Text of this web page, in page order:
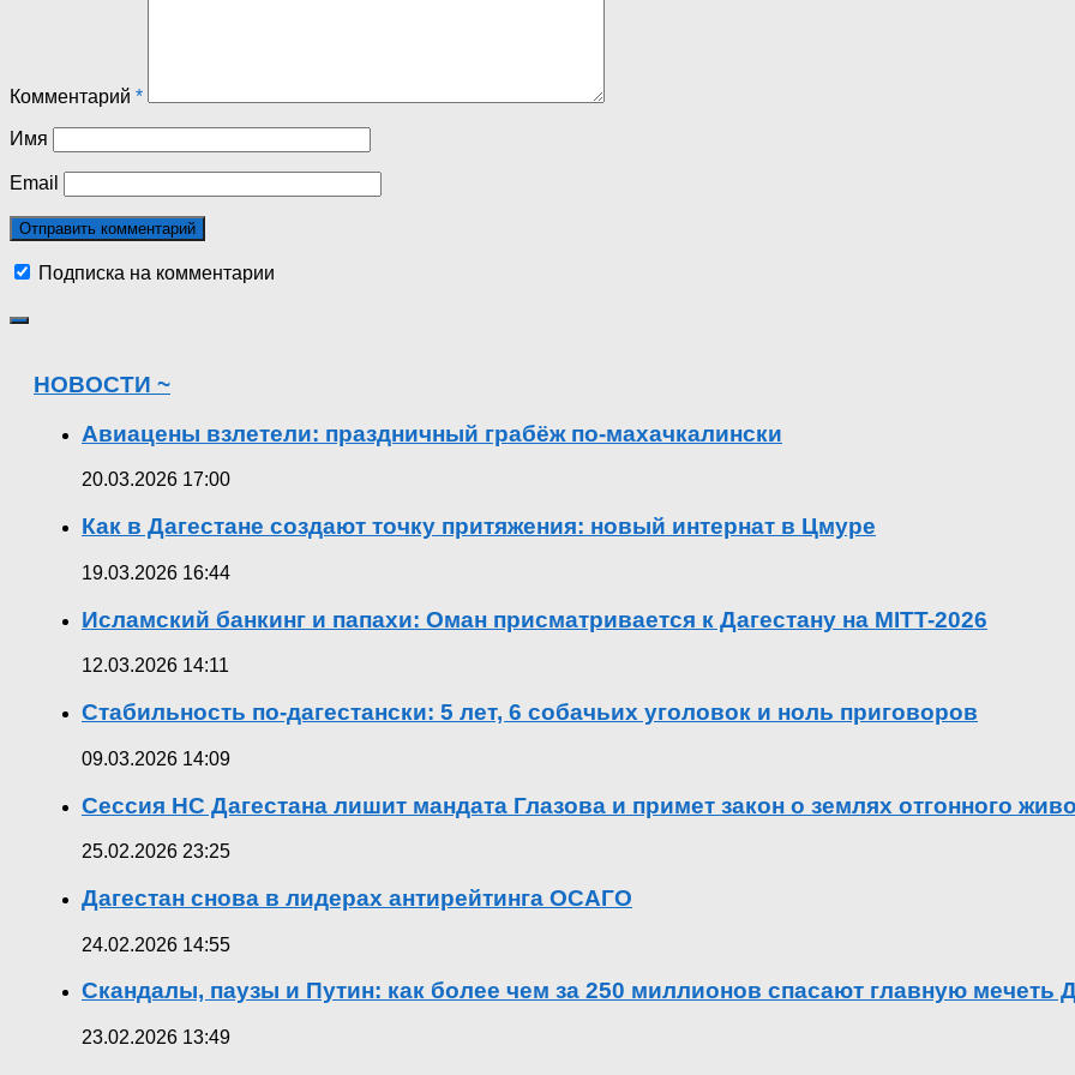
Комментарий *
Имя
Email
Подписка на комментарии
НОВОСТИ ~
Авиацены взлетели: праздничный грабёж по-махачкалински
20.03.2026 17:00
Как в Дагестане создают точку притяжения: новый интернат в Цмуре
19.03.2026 16:44
Исламский банкинг и папахи: Оман присматривается к Дагестану на MITT-2026
12.03.2026 14:11
Стабильность по-дагестански: 5 лет, 6 собачьих уголовок и ноль приговоров
09.03.2026 14:09
Сессия НС Дагестана лишит мандата Глазова и примет закон о землях отгонного
25.02.2026 23:25
Дагестан снова в лидерах антирейтинга ОСАГО
24.02.2026 14:55
Скандалы, паузы и Путин: как более чем за 250 миллионов спасают главную мечеть
23.02.2026 13:49